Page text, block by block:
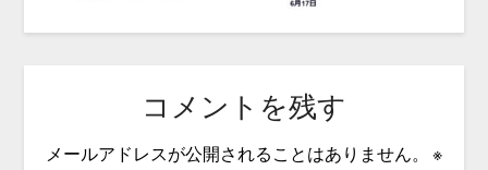
コメントを残す
メールアドレスが公開されることはありません。
※